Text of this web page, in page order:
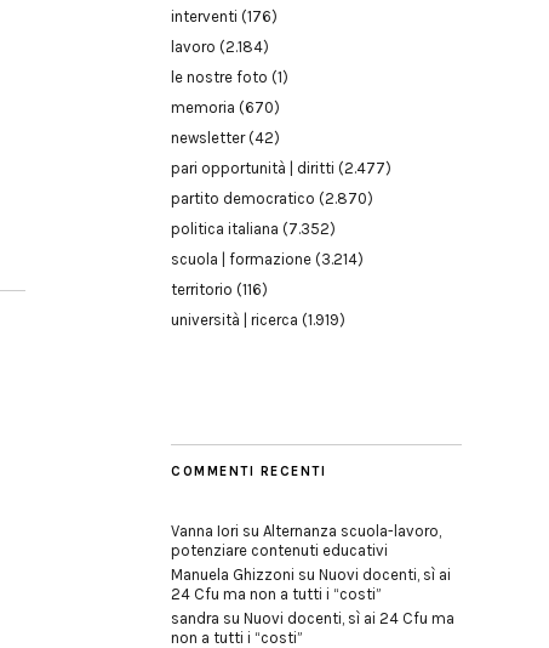
interventi (176)
lavoro (2.184)
le nostre foto (1)
memoria (670)
newsletter(42)
pari opportunità | diritti (2.477)
partito democratico (2.870)
politica italiana (7.352)
scuola | formazione (3.214)
territorio (116)
università | ricerca (1.919)
COMMENTI RECENTI
Vanna Iori su Alternanza scuola-lavoro,
potenziare contenuti educativi
Manuela Ghizzoni su Nuovi docenti, sì ai
24 Cfu ma non a tutti i “costi”
sandra su Nuovi docenti, sì ai 24 Cfu ma
non a tutti i “costi”